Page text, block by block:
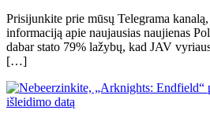
Prisijunkite prie mūsų Telegrama
informaciją apie naujausias naujienas
dabar stato 79% lažybų, kad JAV
[…]